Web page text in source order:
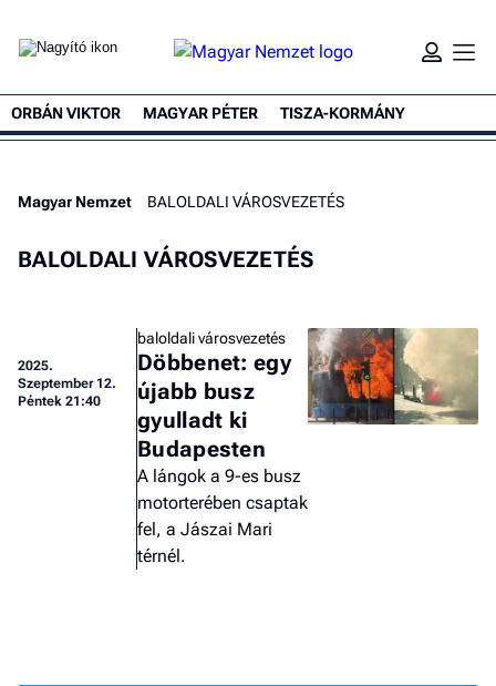
ORBÁN VIKTOR MAGYAR PÉTER TISZA-KORMÁNY
Magyar Nemzet BALOLDALI VÁROSVEZETÉS
BALOLDALI VÁROSVEZETÉS
2025.
Szeptember 12.
Péntek 21:40
baloldali városvezetés
Döbbenet: egy
újabb busz
gyulladt ki
Budapesten
A lángok a 9-es busz
motorterében csaptak
fel, a Jászai Mari
térnél.